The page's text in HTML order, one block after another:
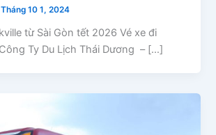
Tháng 10 1, 2024
từ Sài Gòn tết 2026 Vé xe đi
Ty Du Lịch Thái Dương – […]